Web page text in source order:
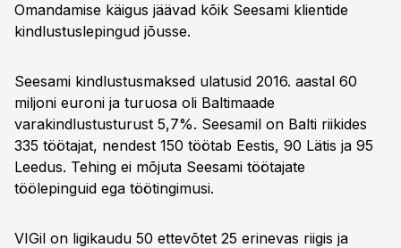
Omandamise käigus jäävad kõik Seesami klientide
kindlustuslepingud jõusse.
Seesami kindlustusmaksed ulatusid 2016. aastal 60
miljoni euroni ja turuosa oli Baltimaade
varakindlustusturust 5,7%. Seesamil on Balti riikides
335 töötajat, nendest 150 töötab Eestis, 90 Lätis ja 95
Leedus. Tehing ei mõjuta Seesami töötajate
töölepinguid ega töötingimusi.
VIGil on ligikaudu 50 ettevõtet 25 erinevas riigis ja